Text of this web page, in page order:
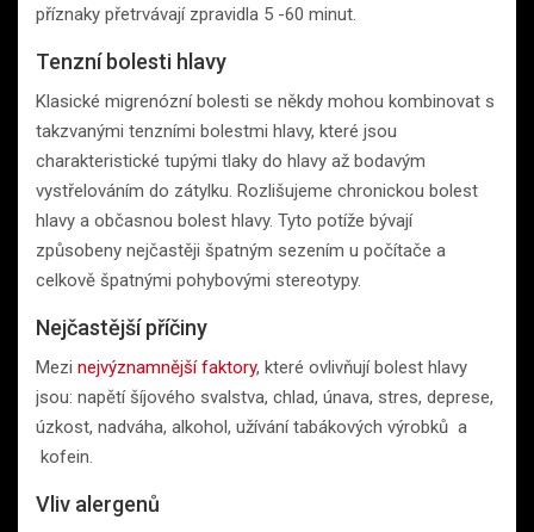
příznaky přetrvávají zpravidla 5 -60 minut.
Tenzní bolesti hlavy
Klasické migrenózní bolesti se někdy mohou kombinovat s
takzvanými tenzními bolestmi hlavy, které jsou
charakteristické tupými tlaky do hlavy až bodavým
vystřelováním do zátylku. Rozlišujeme chronickou bolest
hlavy a občasnou bolest hlavy. Tyto potíže bývají
způsobeny nejčastěji špatným sezením u počítače a
celkově špatnými pohybovými stereotypy.
Nejčastější příčiny
Mezi nejvýznamnější faktory, které ovlivňují bolest hlavy
jsou: napětí šíjového svalstva, chlad, únava, stres, deprese,
úzkost, nadváha, alkohol, užívání tabákových výrobků a
kofein.
Vliv alergenů